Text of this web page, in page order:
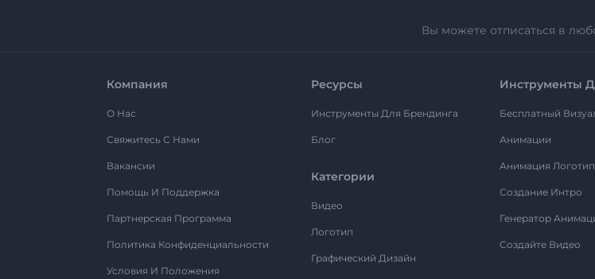
Вы можете отписаться в
Компания
О Нас
Свяжитесь С Нами
Вакансии
Помощь И Поддержка
Партнерская Программа
Политика Конфиденциальности
Условия И Положения
Ресурсы
Инструменты Для Брендинга
Блог
Категории
Видео
Логотип
Графический Дизайн
Инструменты
Бесплатный
Анимации
Анимация
Создание Интро
Генератор
Создайте Видео